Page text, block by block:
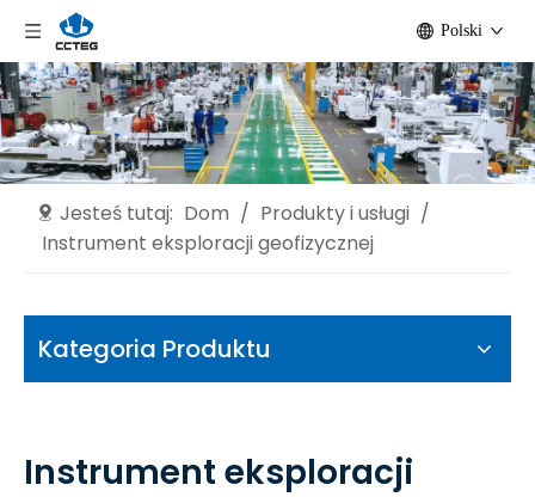
Polski
Jesteś tutaj: Dom / Produkty i usługi /
Instrument eksploracji geofizycznej
Kategoria Produktu
Instrument eksploracji